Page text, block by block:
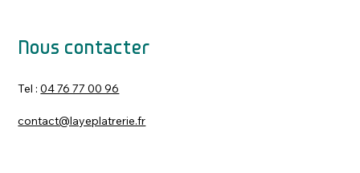
Nous contacter
Tel :04 76 77 00 96
contact@layeplatrerie.fr